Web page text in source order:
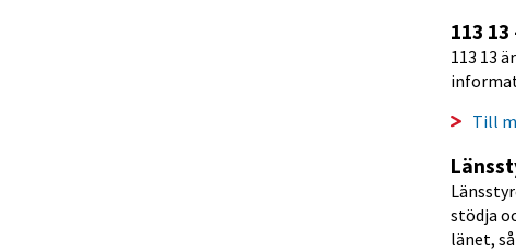
113
113 13
Till
stödja
länet,